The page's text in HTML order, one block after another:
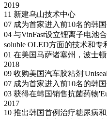
2019
11 新建乌山技术中心
07 成为首家进入前10名的韩
04 与VinFast设立锂离子电
soluble OLED方面的技术和专
01 在美国马萨诸塞州，波士
2018
09 收购美国汽车胶粘剂
07 成为首家进入前10名的韩
03 获得在韩国销售抗菌药物
2017
10 推出韩国首例治疗糖尿病